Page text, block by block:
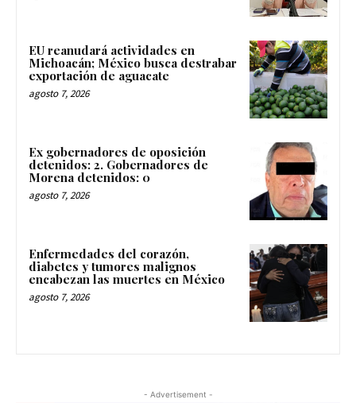
EU reanudará actividades en
Michoacán; México busca destrabar
exportación de aguacate
agosto 7, 2026
Ex gobernadores de oposición
detenidos: 2. Gobernadores de
Morena detenidos: 0
agosto 7, 2026
Enfermedades del corazón,
diabetes y tumores malignos
encabezan las muertes en México
agosto 7, 2026
- Advertisement -